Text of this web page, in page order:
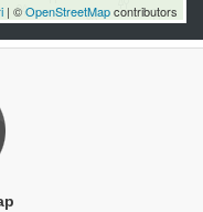
| ©OpenStreetMapcontributors